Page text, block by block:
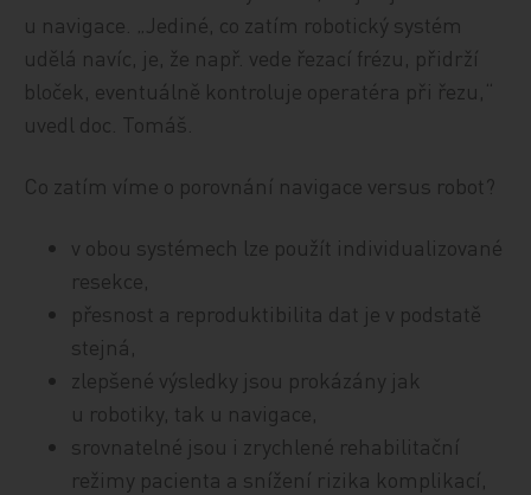
u navigace. „Jediné, co zatím robotický systém
udělá navíc, je, že např. vede řezací frézu, přidrží
bloček, eventuálně kontroluje operatéra při řezu,“
uvedl doc. Tomáš.
Co zatím víme o porovnání navigace versus robot?
v obou systémech lze použít individualizované
resekce,
přesnost a reproduktibilita dat je v podstatě
stejná,
zlepšené výsledky jsou prokázány jak
u robotiky, tak u navigace,
srovnatelné jsou i zrychlené rehabilitační
režimy pacienta a snížení rizika komplikací,